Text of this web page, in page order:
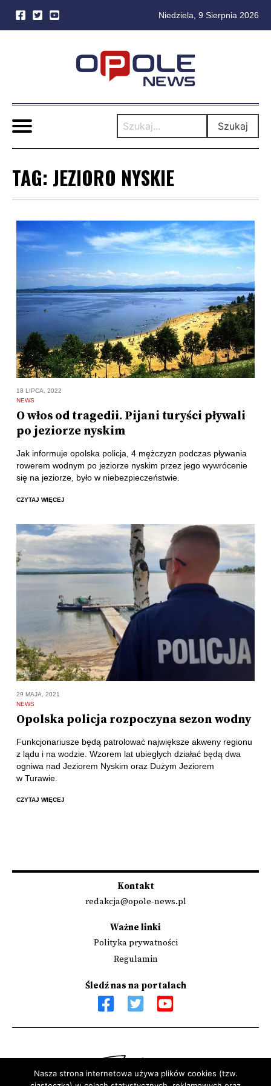
Niedziela, 9 Sierpnia 2026
Szukaj
TAG: JEZIORO NYSKIE
18 LIPCA, 2022
NEWS
O włos od tragedii. Pijani turyści pływali
po jeziorze nyskim
Jak informuje opolska policja, 4 mężczyzn podczas pływania
rowerem wodnym po jeziorze nyskim przez jego wywrócenie
się na jeziorze, było w niebezpieczeństwie.
CZYTAJ WIĘCEJ
29 MAJA, 2021
NEWS
Opolska policja rozpoczyna sezon wodny
Funkcjonariusze będą patrolować największe akweny regionu
z lądu i na wodzie. Wzorem lat ubiegłych działać będą dwa
ogniwa nad Jeziorem Nyskim oraz Dużym Jeziorem
w Turawie.
CZYTAJ WIĘCEJ
Kontakt
redakcja@opole-news.pl
Ważne linki
Polityka prywatności
Regulamin
Śledź nas na portalach
Nasza strona internetowa używa plików cookies (tzw.